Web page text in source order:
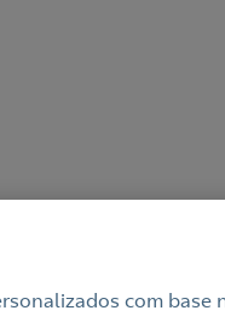
com base